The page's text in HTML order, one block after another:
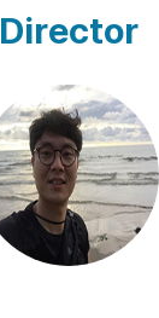
Director